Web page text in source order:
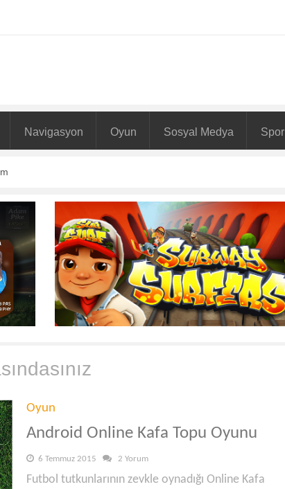
Navigasyon Oyun Sosyal Medya Spor
Oyun
Android Online Kafa Topu Oyunu
6 Temmuz 2015 2 Yorum
Futbol tutkunlarının zevkle oynadığı Online Kafa